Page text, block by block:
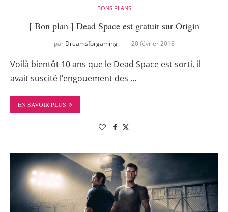
BONS PLANS
[ Bon plan ] Dead Space est gratuit sur Origin
par Dreamsforgaming 20 février 2018
Voilà bientôt 10 ans que le Dead Space est sorti, il
avait suscité l’engouement des …
EN SAVOIR PLUS